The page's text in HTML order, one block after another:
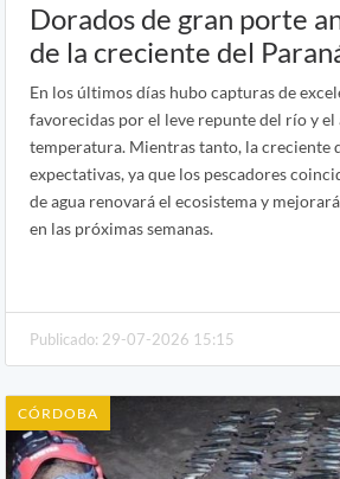
Dorados de gran porte
de la creciente del
En los últimos días hubo capturas de
favorecidas por el leve repunte del río y el
temperatura. Mientras tanto, la creciente
expectativas, ya que los pescadores
de agua renovará el ecosistema y
en las próximas semanas.
Publicado: 29-07-2026 15:15
CÓRDOBA